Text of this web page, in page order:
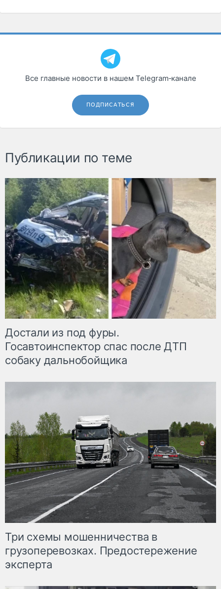
Все главные новости в нашем Telegram‑канале
ПОДПИСАТЬСЯ
Публикации по теме
Достали из под фуры.
Госавтоинспектор спас после ДТП
собаку дальнобойщика
Три схемы мошенничества в
грузоперевозках. Предостережение
эксперта